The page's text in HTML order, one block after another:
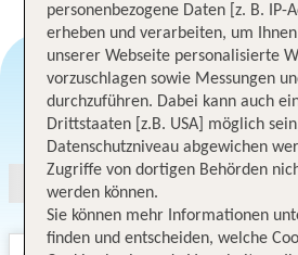
personenbezogene Daten [z. B. IP-
erheben und verarbeiten, um
unserer Webseite personalisierte
vorzuschlagen sowie Messungen
durchzuführen. Dabei kann auch
Drittstaaten [z.B. USA] möglich
Datenschutzniveau abgewichen
Zugriffe von dortigen Behörden
werden können.
Sie können mehr Informationen
finden und entscheiden, welche